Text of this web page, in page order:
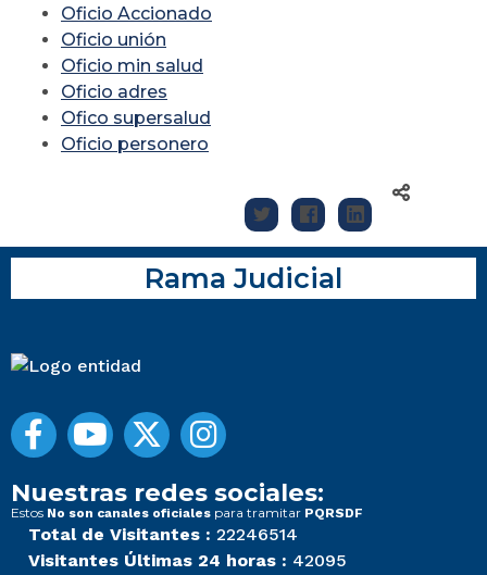
Oficio Accionado
Oficio unión
Oficio min salud
Oficio adres
Ofico supersalud
Oficio personero
Rama Judicial
Nuestras redes sociales:
Estos No son canales oficiales para tramitar PQRSDF
Total de Visitantes : 22246514
Visitantes Últimas 24 horas : 42095